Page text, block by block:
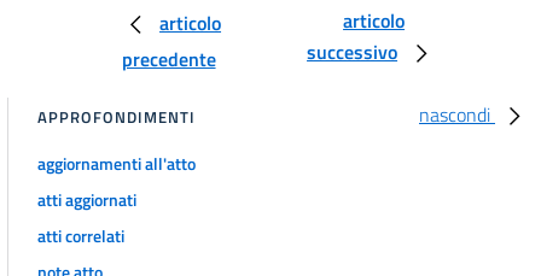
articolo
precedente
articolo
successivo
nascondi
APPROFONDIMENTI
aggiornamenti all'atto
atti aggiornati
atti correlati